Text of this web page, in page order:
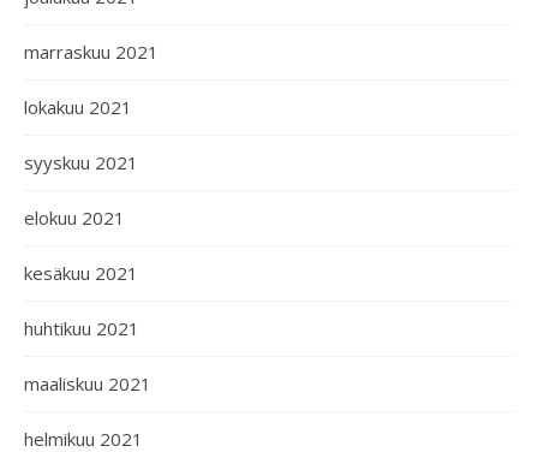
marraskuu 2021
lokakuu 2021
syyskuu 2021
elokuu 2021
kesäkuu 2021
huhtikuu 2021
maaliskuu 2021
helmikuu 2021